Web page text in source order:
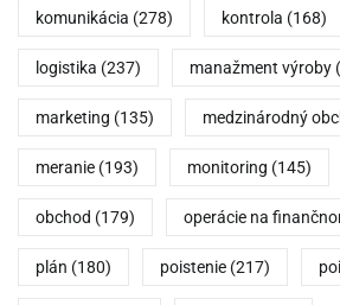
komunikácia (278) kontrola (168)
logistika (237) manažment výroby
marketing (135) medzinárodný
meranie (193) monitoring (145)
obchod (179) operácie na
plán (180) poistenie (217)